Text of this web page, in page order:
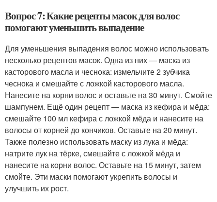
Вопрос 7: Какие рецепты масок для волос
помогают уменьшить выпадение
Для уменьшения выпадения волос можно использовать
несколько рецептов масок. Одна из них — маска из
касторового масла и чеснока: измельчите 2 зубчика
чеснока и смешайте с ложкой касторового масла.
Нанесите на корни волос и оставьте на 30 минут. Смойте
шампунем. Ещё один рецепт — маска из кефира и мёда:
смешайте 100 мл кефира с ложкой мёда и нанесите на
волосы от корней до кончиков. Оставьте на 20 минут.
Также полезно использовать маску из лука и мёда:
натрите лук на тёрке, смешайте с ложкой мёда и
нанесите на корни волос. Оставьте на 15 минут, затем
смойте. Эти маски помогают укрепить волосы и
улучшить их рост.